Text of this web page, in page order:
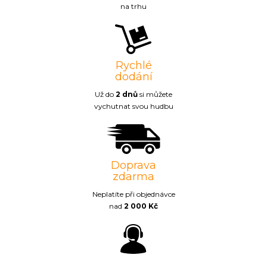
na trhu
Rychlé
dodání
Už do 2 dnů si můžete
vychutnat svou hudbu
Doprava
zdarma
Neplatíte při objednávce
nad 2 000 Kč